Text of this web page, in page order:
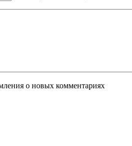
о новых комментариях